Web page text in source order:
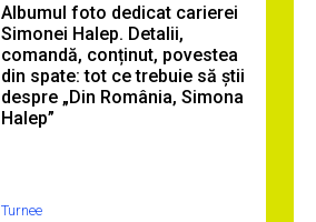
Albumul foto dedicat carierei
Simonei Halep. Detalii,
comandă, conținut, povestea
din spate: tot ce trebuie să știi
despre „Din România, Simona
Halep”
Turnee